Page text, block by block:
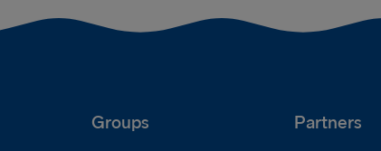
Groups Partners